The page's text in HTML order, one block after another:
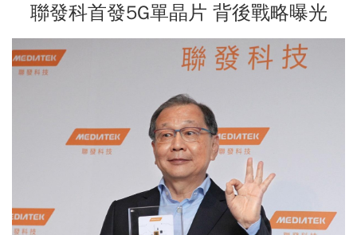
聯發科首發5G單晶片 背後戰略曝光